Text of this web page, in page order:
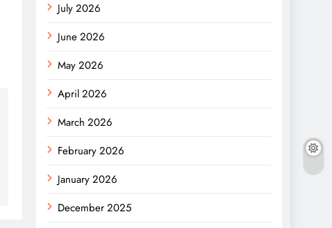
July 2026
June 2026
May 2026
April 2026
March 2026
February 2026
January 2026
December 2025